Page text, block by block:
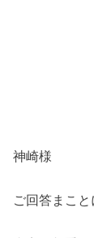
神崎様
ご回答まこと